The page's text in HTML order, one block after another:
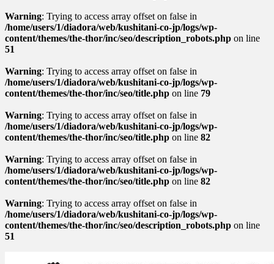
Warning: Trying to access array offset on false in
/home/users/1/diadora/web/kushitani-co-jp/logs/wp-
content/themes/the-thor/inc/seo/description_robots.php on line
51
Warning: Trying to access array offset on false in
/home/users/1/diadora/web/kushitani-co-jp/logs/wp-
content/themes/the-thor/inc/seo/title.php on line 79
Warning: Trying to access array offset on false in
/home/users/1/diadora/web/kushitani-co-jp/logs/wp-
content/themes/the-thor/inc/seo/title.php on line 82
Warning: Trying to access array offset on false in
/home/users/1/diadora/web/kushitani-co-jp/logs/wp-
content/themes/the-thor/inc/seo/title.php on line 82
Warning: Trying to access array offset on false in
/home/users/1/diadora/web/kushitani-co-jp/logs/wp-
content/themes/the-thor/inc/seo/description_robots.php on line
51